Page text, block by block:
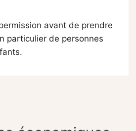
avant de prendre
particulier de personnes